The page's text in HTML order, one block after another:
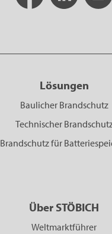
Lösungen
Baulicher Brandschutz
Technischer
Brandschutz für
Über STÖBICH
Weltmarktführer